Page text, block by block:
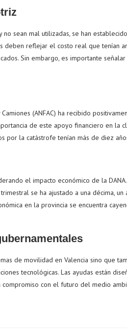
sean mal utilizadas, se han
deben reflejar el costo real que tenían
Sin embargo, es importante
(ANFAC) ha recibido
de este apoyo financiero en la
por la catástrofe tenían más de diez
el impacto económico de la
se ha ajustado a una décima, un
en la provincia se encuentra
de movilidad en Valencia sino que
tecnológicas. Las ayudas están
con el futuro del medio